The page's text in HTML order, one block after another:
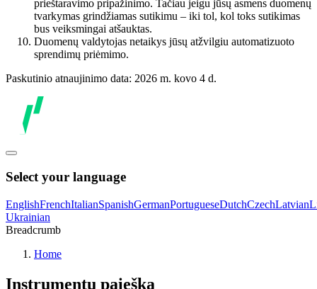
prieštaravimo pripažinimo. Tačiau jeigu jūsų asmens duomenų
tvarkymas grindžiamas sutikimu – iki tol, kol toks sutikimas
bus veiksmingai atšauktas.
Duomenų valdytojas netaikys jūsų atžvilgiu automatizuoto
sprendimų priėmimo.
Paskutinio atnaujinimo data: 2026 m. kovo 4 d.
Select your language
EnglishFrenchItalianSpanishGermanPortugueseDutchCzechLatvian
Ukrainian
Breadcrumb
Home
Instrumentų paieška